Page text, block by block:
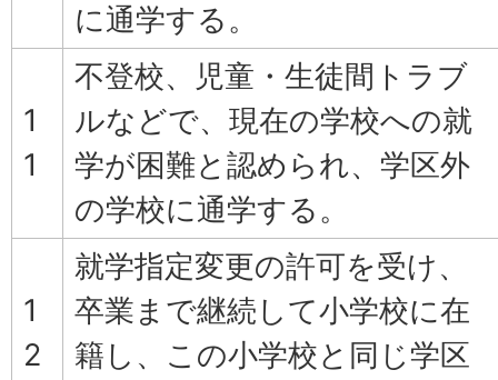
に通学する。
1
1
不登校、児童・生徒間トラブ
ルなどで、現在の学校への就
学が困難と認められ、学区外
の学校に通学する。
1
2
就学指定変更の許可を受け、
卒業まで継続して小学校に在
籍し、この小学校と同じ学区